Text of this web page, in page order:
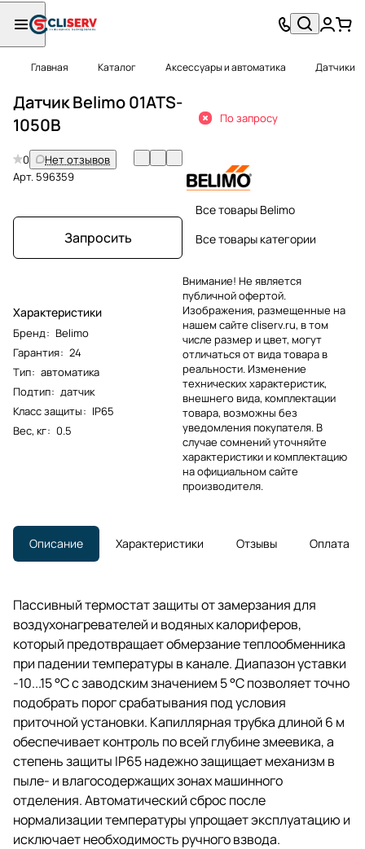
Главная Каталог Аксессуары и автоматика Датчики
Датчик Belimo 01ATS-
1050B
0
Нет отзывов
Арт. 596359
Запросить
Характеристики
Бренд: Belimo
Гарантия: 24
Тип: автоматика
Подтип: датчик
Класс защиты: IP65
Вес, кг: 0.5
По запросу
Все товары Belimo
Все товары категории
Внимание! Не является
публичной офертой.
Изображения, размещенные на
нашем сайте cliserv.ru, в том
числе размер и цвет, могут
отличаться от вида товара в
реальности. Изменение
технических характеристик,
внешнего вида, комплектации
товара, возможны без
уведомления покупателя. В
случае сомнений уточняйте
характеристики и комплектацию
на официальном сайте
производителя.
Описание Характеристики Отзывы Оплата
Пассивный термостат защиты от замерзания для
воздухонагревателей и водяных калориферов,
который предотвращает обмерзание теплообменника
при падении температуры в канале. Диапазон уставки
-10...15 °C с заводским значением 5 °C позволяет точно
подобрать порог срабатывания под условия
приточной установки. Капиллярная трубка длиной 6 м
обеспечивает контроль по всей глубине змеевика, а
степень защиты IP65 надежно защищает механизм в
пыле- и влагосодержащих зонах машинного
отделения. Автоматический сброс после
нормализации температуры упрощает эксплуатацию и
исключает необходимость ручного взвода.